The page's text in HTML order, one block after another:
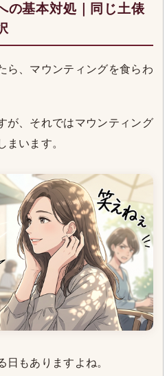
の基本対処｜同じ土俵
ら、マウンティングを食らわ
、それではマウンティング
まいます。
日もありますよね。